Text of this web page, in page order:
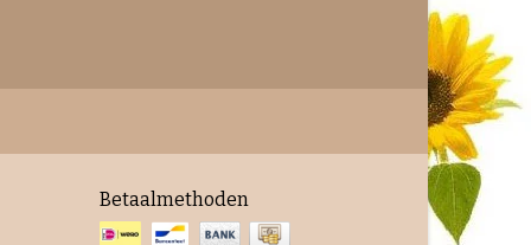
Betaalmethoden